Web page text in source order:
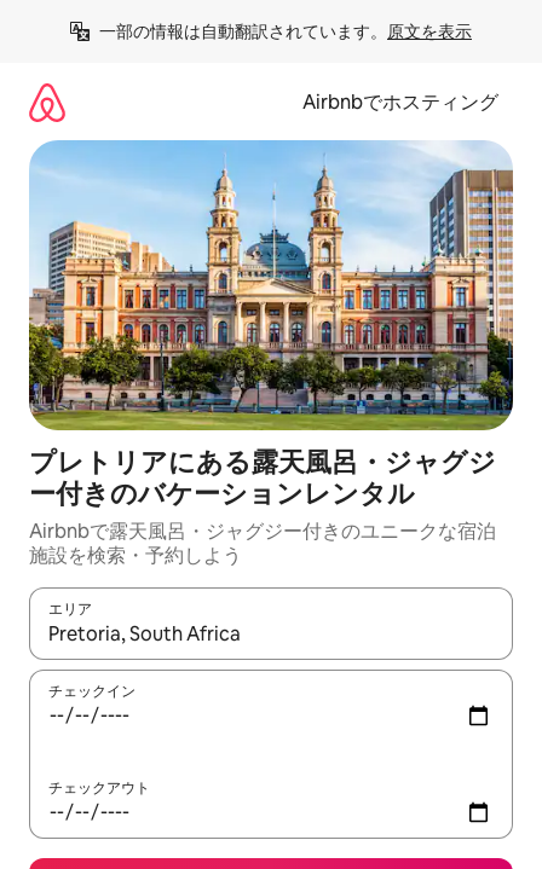
一部の情報は自動翻訳されています。 原文を表示
Airbnbでホスティング
プレトリアにある露天風呂・ジャグジ
ー付きのバケーションレンタル
Airbnbで露天風呂・ジャグジー付きのユニークな宿泊
施設を検索・予約しよう
エリア
検索結果が表示されたら、上下の矢印キーを使って移動するか
チェックイン
チェックアウト